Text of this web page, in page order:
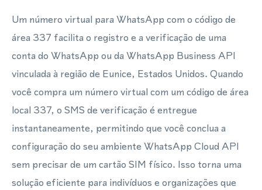
Um número virtual para WhatsApp com o código de
área 337 facilita o registro e a verificação de uma
conta do WhatsApp ou da WhatsApp Business API
vinculada à região de Eunice, Estados Unidos. Quando
você compra um número virtual com um código de área
local 337, o SMS de verificação é entregue
instantaneamente, permitindo que você conclua a
configuração do seu ambiente WhatsApp Cloud API
sem precisar de um cartão SIM físico. Isso torna uma
solução eficiente para indivíduos e organizações que